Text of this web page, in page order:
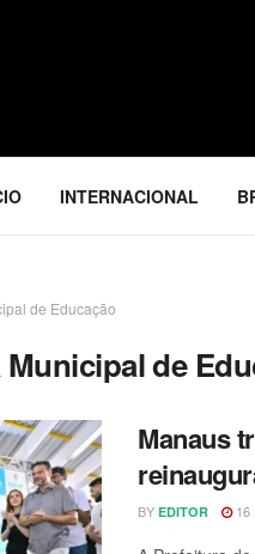
INTERNACIONAL
de Educação
de
Manaus
BY EDITOR 16